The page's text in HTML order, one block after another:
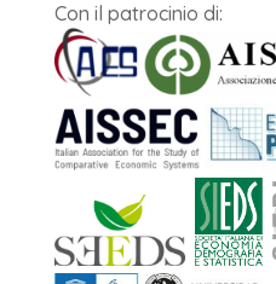
Con il patrocinio di: